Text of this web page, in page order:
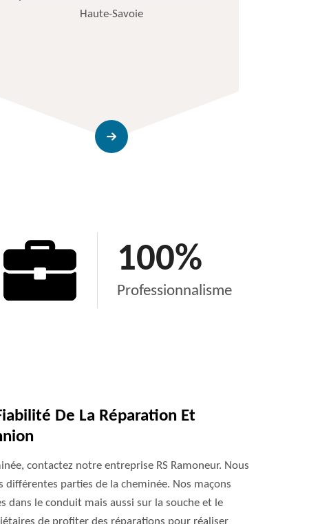
Haute-Savoie
100%
Professionnalisme
De La Réparation Et
contactez notre entreprise RS Ramoneur. Nous
parties de la cheminée. Nos maçons
dans le conduit mais aussi sur la souche et le
de profiter des réparations pour réaliser